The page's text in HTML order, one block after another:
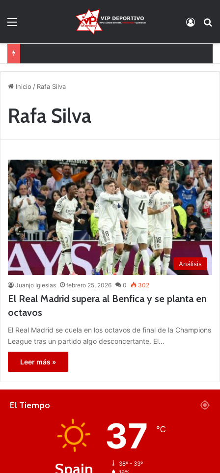
Inicio / Rafa Silva
Rafa Silva
Análisis
Juanjo Iglesias febrero 25, 2026 0 302
El Real Madrid supera al Benfica y se planta en
octavos
El Real Madrid se cuela en los octavos de final de la Champions
League tras un partido algo desconcertante. El…
Leer más »
El Tiempo
Spain
37 ℃
38º - 33º